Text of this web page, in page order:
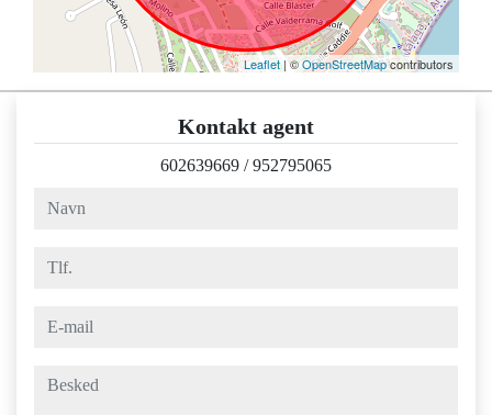
Leaflet| ©OpenStreetMapcontributors
Kontakt agent
602639669 /952795065
navn
tlf.
e-mail
besked